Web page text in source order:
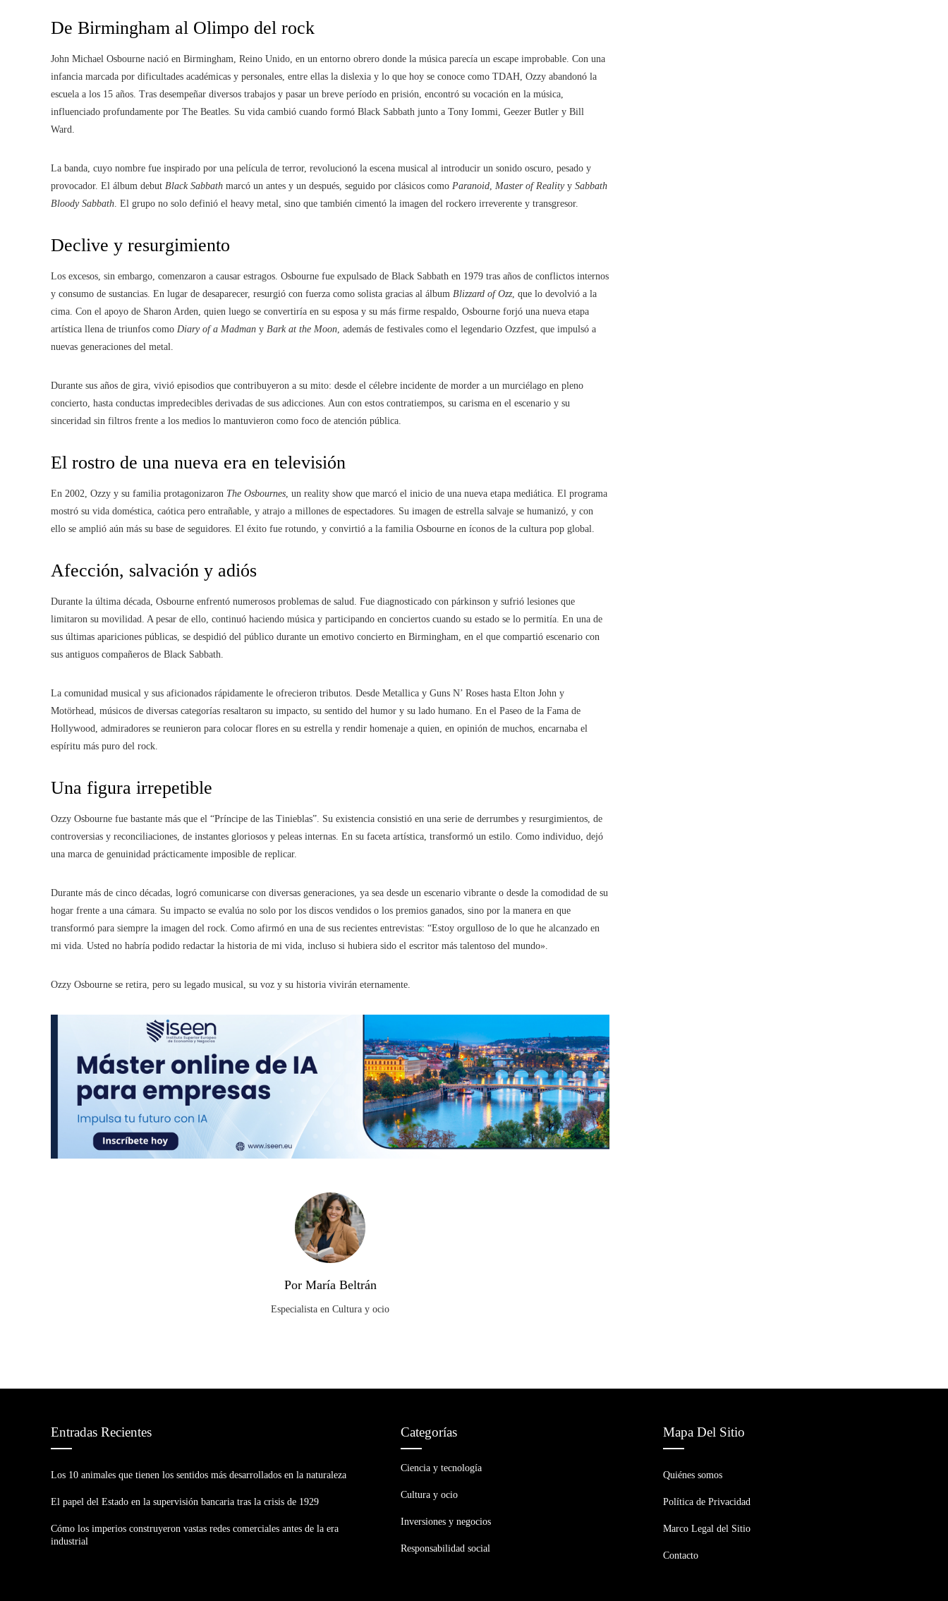
De Birmingham al Olimpo del rock
John Michael Osbourne nació en Birmingham, Reino Unido, en un entorno obrero donde la música parecía un escape improbable. Con una
infancia marcada por dificultades académicas y personales, entre ellas la dislexia y lo que hoy se conoce como TDAH, Ozzy abandonó la
escuela a los 15 años. Tras desempeñar diversos trabajos y pasar un breve período en prisión, encontró su vocación en la música,
influenciado profundamente por The Beatles. Su vida cambió cuando formó Black Sabbath junto a Tony Iommi, Geezer Butler y Bill
Ward.
La banda, cuyo nombre fue inspirado por una película de terror, revolucionó la escena musical al introducir un sonido oscuro, pesado y
provocador. El álbum debut Black Sabbath marcó un antes y un después, seguido por clásicos como Paranoid, Master of Realityy Sabbath
Bloody Sabbath. El grupo no solo definió el heavy metal, sino que también cimentó la imagen del rockero irreverente y transgresor.
Declive y resurgimiento
Los excesos, sin embargo, comenzaron a causar estragos. Osbourne fue expulsado de Black Sabbath en 1979 tras años de conflictos internos
y consumo de sustancias. En lugar de desaparecer, resurgió con fuerza como solista gracias al álbum Blizzard of Ozz, que lo devolvió a la
cima. Con el apoyo de Sharon Arden, quien luego se convertiría en su esposa y su más firme respaldo, Osbourne forjó una nueva etapa
artística llena de triunfos como Diary of a Madman y Bark at the Moon, además de festivales como el legendario Ozzfest, que impulsó a
nuevas generaciones del metal.
Durante sus años de gira, vivió episodios que contribuyeron a su mito: desde el célebre incidente de morder a un murciélago en pleno
concierto, hasta conductas impredecibles derivadas de sus adicciones. Aun con estos contratiempos, su carisma en el escenario y su
sinceridad sin filtros frente a los medios lo mantuvieron como foco de atención pública.
El rostro de una nueva era en televisión
En 2002, Ozzy y su familia protagonizaron The Osbournes, un reality show que marcó el inicio de una nueva etapa mediática. El programa
mostró su vida doméstica, caótica pero entrañable, y atrajo a millones de espectadores. Su imagen de estrella salvaje se humanizó, y con
ello se amplió aún más su base de seguidores. El éxito fue rotundo, y convirtió a la familia Osbourne en íconos de la cultura pop global.
Afección, salvación y adiós
Durante la última década, Osbourne enfrentó numerosos problemas de salud. Fue diagnosticado con párkinson y sufrió lesiones que
limitaron su movilidad. A pesar de ello, continuó haciendo música y participando en conciertos cuando su estado se lo permitía. En una de
sus últimas apariciones públicas, se despidió del público durante un emotivo concierto en Birmingham, en el que compartió escenario con
sus antiguos compañeros de Black Sabbath.
La comunidad musical y sus aficionados rápidamente le ofrecieron tributos. Desde Metallica y Guns N’ Roses hasta Elton John y
Motörhead, músicos de diversas categorías resaltaron su impacto, su sentido del humor y su lado humano. En el Paseo de la Fama de
Hollywood, admiradores se reunieron para colocar flores en su estrella y rendir homenaje a quien, en opinión de muchos, encarnaba el
espíritu más puro del rock.
Una figura irrepetible
Ozzy Osbourne fue bastante más que el “Príncipe de las Tinieblas”. Su existencia consistió en una serie de derrumbes y resurgimientos, de
controversias y reconciliaciones, de instantes gloriosos y peleas internas. En su faceta artística, transformó un estilo. Como individuo, dejó
una marca de genuinidad prácticamente imposible de replicar.
Durante más de cinco décadas, logró comunicarse con diversas generaciones, ya sea desde un escenario vibrante o desde la comodidad de su
hogar frente a una cámara. Su impacto se evalúa no solo por los discos vendidos o los premios ganados, sino por la manera en que
transformó para siempre la imagen del rock. Como afirmó en una de sus recientes entrevistas: “Estoy orgulloso de lo que he alcanzado en
mi vida. Usted no habría podido redactar la historia de mi vida, incluso si hubiera sido el escritor más talentoso del mundo».
Ozzy Osbourne se retira, pero su legado musical, su voz y su historia vivirán eternamente.
Por María Beltrán
Especialista en Cultura y ocio
Entradas Recientes
Los 10 animales que tienen los sentidos más desarrollados en la naturaleza
El papel del Estado en la supervisión bancaria tras la crisis de 1929
Cómo los imperios construyeron vastas redes comerciales antes de la era
industrial
Categorías
Ciencia y tecnología
Cultura y ocio
Inversiones y negocios
Responsabilidad social
Mapa Del Sitio
Quiénes somos
Política de Privacidad
Marco Legal del Sitio
Contacto